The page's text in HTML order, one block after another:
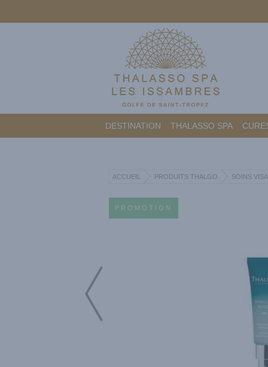
DESTINATION THALASSO SPA
ACCUEIL PRODUITS THALGO SOINS
PROMOTION